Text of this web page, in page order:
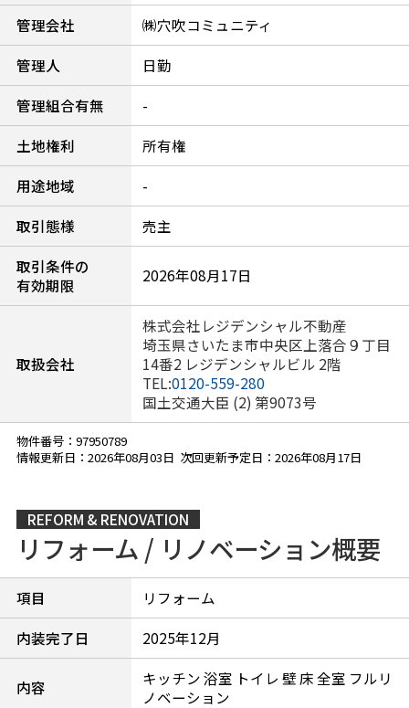
管理会社
㈱穴吹コミュニティ
管理人
日勤
管理組合有無
-
土地権利
所有権
用途地域
-
取引態様
売主
取引条件の
有効期限
2026年08月17日
取扱会社
株式会社レジデンシャル不動産
埼玉県さいたま市中央区上落合９丁目
14番2 レジデンシャルビル 2階
TEL:0120-559-280
国土交通大臣 (2) 第9073号
物件番号：97950789
情報更新日：2026年08月03日 次回更新予定日：2026年08月17日
REFORM & RENOVATION
リフォーム / リノベーション概要
項目
リフォーム
内装完了日
2025年12月
内容
キッチン 浴室 トイレ 壁 床 全室 フルリ
ノベーション